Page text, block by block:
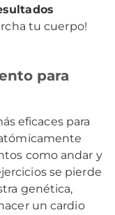
tu cuerpo!
para
eficaces para
como andar y
se pierde
genética,
un cardio